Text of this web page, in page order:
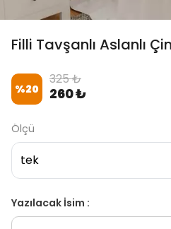
Filli Tavşanlı Aslanlı
%20
325 ₺
260 ₺
Ölçü
Yazılacak İsim :